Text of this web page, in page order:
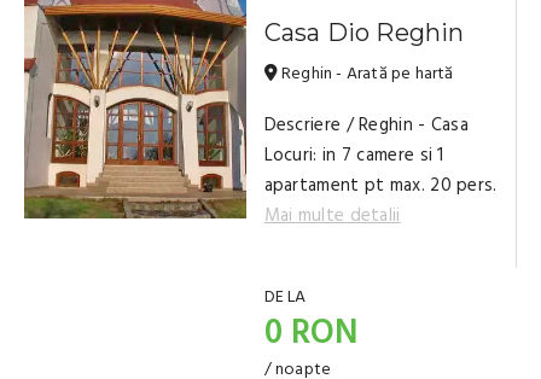
Casa Dio Reghin
Reghin - Arată pe hartă
Descriere / Reghin - Casa
Locuri: in 7 camere si 1
apartament pt max. 20 pers.
Mai multe detalii
DE LA
0 RON
/ noapte